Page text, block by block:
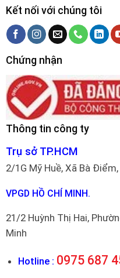
Kết nối với chúng tôi
Chứng nhận
Thông tin công ty
Trụ sở TP.HCM
2/1G Mỹ Huề, Xã Bà
VPGD HỒ CHÍ MINH.
21/2 Huỳnh Thị Hai,
Minh
Hotline : 0975 687